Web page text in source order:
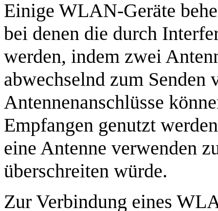
Einige WLAN-Geräte
bei denen die durch
werden, indem zwei
abwechselnd zum
Antennenanschlüsse
Empfangen genutzt
eine Antenne verwenden
überschreiten würde.
Zur Verbindung eines